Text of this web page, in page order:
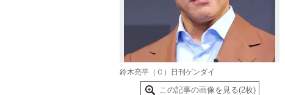
鈴木亮平（Ｃ）日刊ゲンダイ
この記事の画像を見る(2枚)